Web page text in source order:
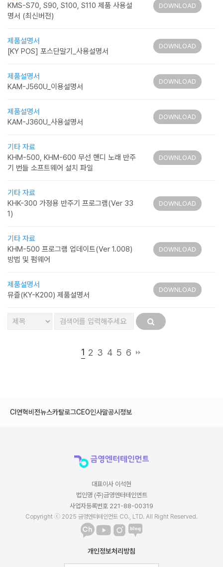
KMS-S70, S90, S100, S110 제품 사용설
명서 (최신버전)
DOWNLOAD
제품설명서
[KY POS] 포스단말기_사용설명서
DOWNLOAD
제품설명서
KAM-J560U_이용설명서
DOWNLOAD
제품설명서
KAM-J360U_사용설명서
DOWNLOAD
기타 자료
KHM-500, KHM-600 무선 핸디 노래 반주
기 번들 소프트웨어 설치 파일
DOWNLOAD
기타 자료
KHK-300 가정용 반주기 프로그램(Ver 33
1)
DOWNLOAD
기타 자료
KHM-500 프로그램 업데이트(Ver 1.008)
방법 및 펌웨어
DOWNLOAD
제품설명서
뮤즐(KY-K200) 제품설명서
DOWNLOAD
1 2 3 4 5 6
CI 연혁비전뉴스카탈로그CEO인사말공시정보
대표이사 이석현
법인명 (주)금영엔터테인먼트
사업자등록번호 221-88-00319
Copyright ⓒ 2025 금영엔터테인먼트 CO., LTD. All Right Reserved.
개인정보처리방침